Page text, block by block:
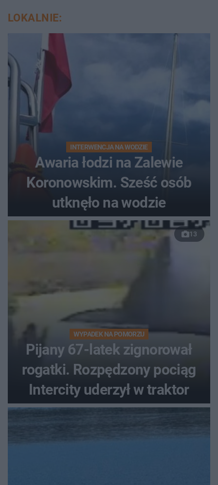
LOKALNIE:
INTERWENCJA NA WODZIE
Awaria łodzi na Zalewie
Koronowskim. Sześć osób
utknęło na wodzie
13
WYPADEK NA POMORZU
Pijany 67-latek zignorował
rogatki. Rozpędzony pociąg
Intercity uderzył w traktor